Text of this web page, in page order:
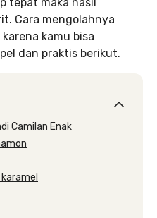
Cara mengolahnya
kamu bisa
dan praktis berikut.
Camilan Enak